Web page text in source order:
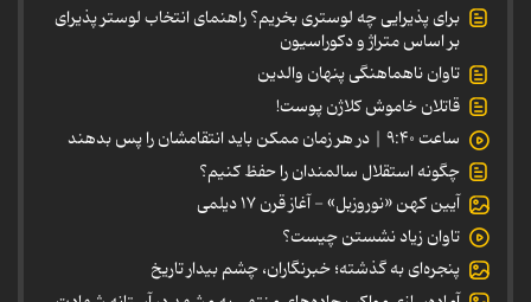
برای پذیرایی چه لوستری بخریم؟ راهنمای انتخاب لوستر پذیرای
بر اساس متراژ و دکوراسیون
تاوان ناهماهنگی پنهان والدین
قاتلان خاموش کلاژن پوست!
ساعت ۹:۴۰ | در هر زمان ممکن باید انتقامشان را پس بدهند
چگونه استقلال سالمندان را حفظ کنیم؟
آیین کهن «نوروزبل» - آغاز قرن ۱۷ دیلمی
تاوان زیاد نشستن چیست؟
پنجره‌ای به گذشته؛ خبرنگاران، چشم بیدار تاریخ